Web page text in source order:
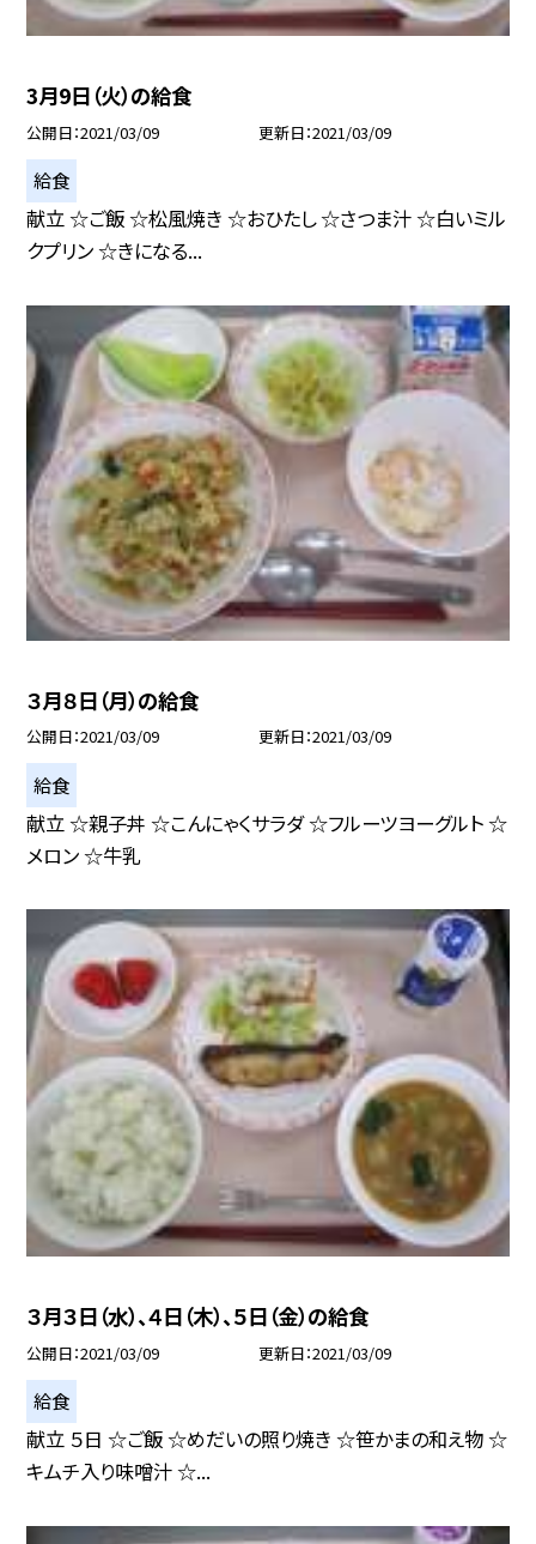
3月9日（火）の給食
公開日 2021/03/09 更新日 2021/03/09
給食
献立 ☆ご飯 ☆松風焼き ☆おひたし ☆さつま汁 ☆白いミル
クプリン ☆きになる...
３月８日（月）の給食
公開日 2021/03/09 更新日 2021/03/09
給食
献立 ☆親子丼 ☆こんにゃくサラダ ☆フルーツヨーグルト ☆
メロン ☆牛乳
３月３日（水）、４日（木）、５日（金）の給食
公開日 2021/03/09 更新日 2021/03/09
給食
献立 ５日 ☆ご飯 ☆めだいの照り焼き ☆笹かまの和え物 ☆
キムチ入り味噌汁 ☆...